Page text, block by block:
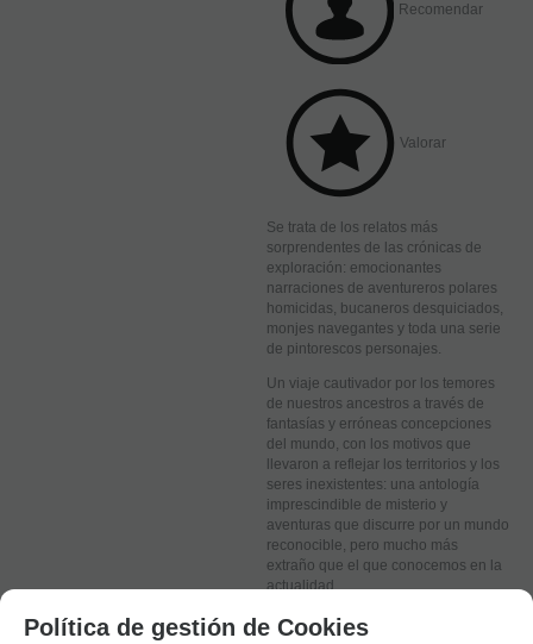
Recomendar
Valorar
Se trata de los relatos más
sorprendentes de las crónicas de
exploración: emocionantes
narraciones de aventureros polares
homicidas, bucaneros desquiciados,
monjes navegantes y toda una serie
de pintorescos personajes.
Un viaje cautivador por los temores
de nuestros ancestros a través de
fantasías y erróneas concepciones
del mundo, con los motivos que
llevaron a reflejar los territorios y los
seres inexistentes: una antología
imprescindible de misterio y
aventuras que discurre por un mundo
reconocible, pero mucho más
extraño que el que conocemos en la
actualidad.
AGOTADO
Política de gestión de Cookies